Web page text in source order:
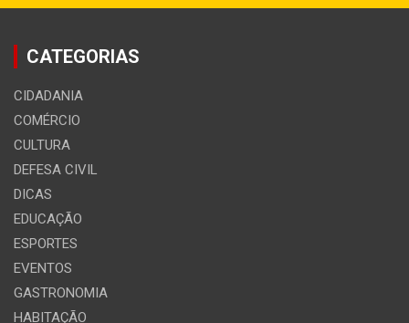
CATEGORIAS
CIDADANIA
COMÉRCIO
CULTURA
DEFESA CIVIL
DICAS
EDUCAÇÃO
ESPORTES
EVENTOS
GASTRONOMIA
HABITAÇÃO